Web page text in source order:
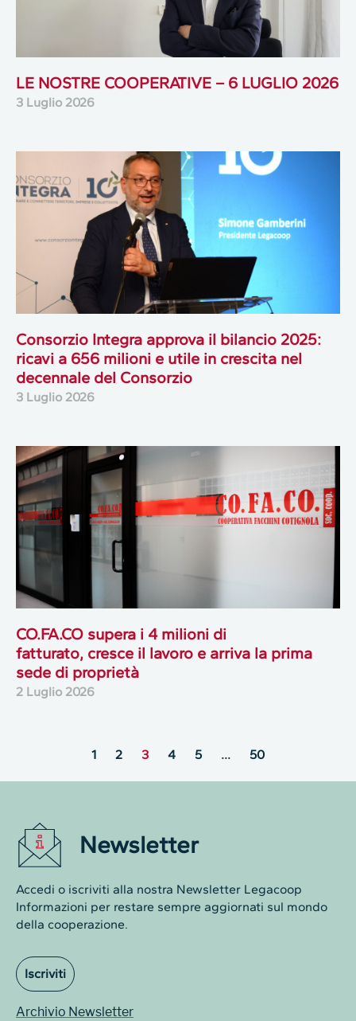
LE NOSTRE COOPERATIVE – 6 LUGLIO 2026
3 Luglio 2026
Consorzio Integra approva il bilancio 2025:
ricavi a 656 milioni e utile in crescita nel
decennale del Consorzio
3 Luglio 2026
CO.FA.CO supera i 4 milioni di
fatturato, cresce il lavoro e arriva la prima
sede di proprietà
2 Luglio 2026
1 2 3 4 5 … 50
Newsletter
Accedi o iscriviti alla nostra Newsletter Legacoop
Informazioni per restare sempre aggiornati sul mondo
della cooperazione.
Iscriviti
Archivio Newsletter